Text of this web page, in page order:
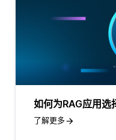
如何为RAG应用
了解更多